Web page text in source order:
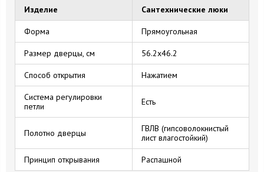
Изделие Сантехнические люки
Форма Прямоугольная
Размер дверцы, см 56.2x46.2
Способ открытия Нажатием
Система регулировки
петли
Есть
Полотно дверцы
ГВЛВ (гипсоволокнистый
лист влагостойкий)
Принцип открывания Распашной